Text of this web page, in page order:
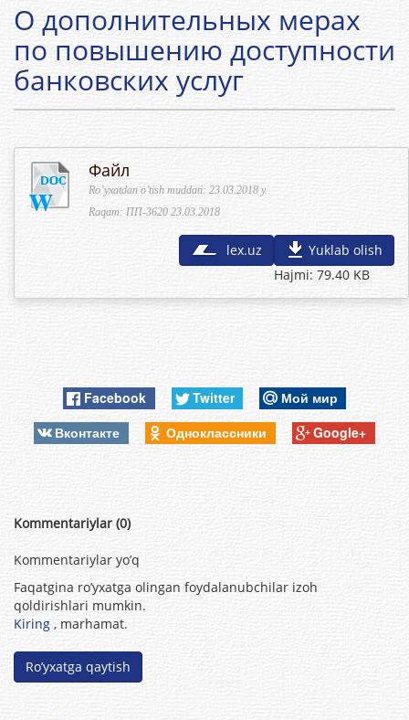
О дополнительных мерах
по повышению доступности
банковских услуг
Файл
Ro’yxatdan o’tish muddati: 23.03.2018 y.
Raqam: ПП-3620 23.03.2018
Yuklab olish
Hajmi: 79.40 KB
lex.uz
Facebook Twitter
Мой мир
Вконтакте
Одноклассники Google+
Kommentariylar (0)
Kommentariylar yo’q
Faqatgina ro’yxatga olingan foydalanubchilar izoh
qoldirishlari mumkin.
Kiring , marhamat.
Ro’yxatga qaytish